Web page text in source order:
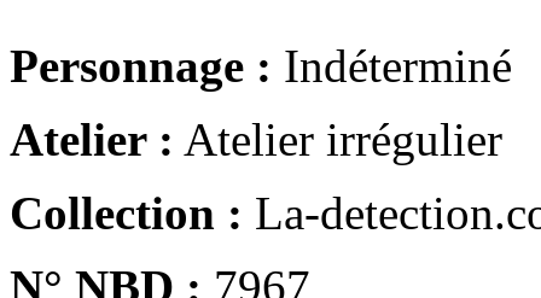
Personnage : Indéterminé
Atelier : Atelier irrégulier
Collection : La-
N° NBD : 7967